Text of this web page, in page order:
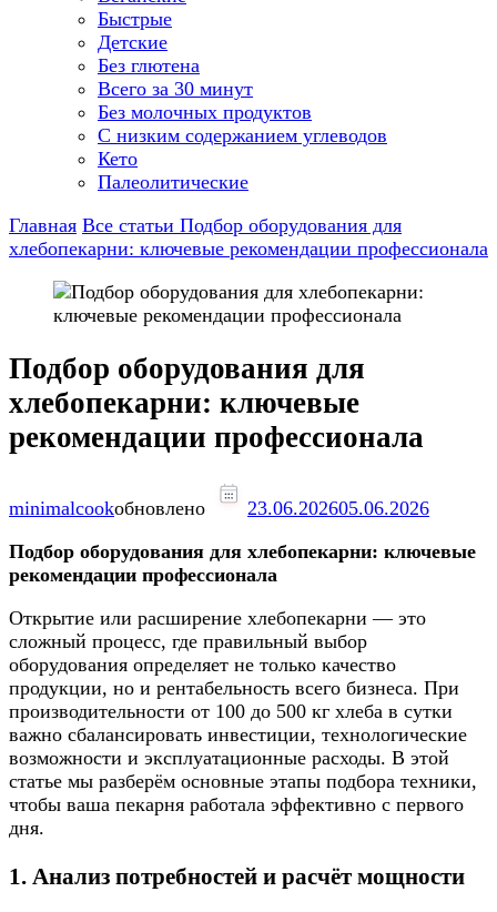
Быстрые
Детские
Без глютена
Всего за 30 минут
Без молочных продуктов
С низким содержанием углеводов
Кето
Палеолитические
Главная Все статьи Подбор оборудования для
хлебопекарни: ключевые рекомендации профессионала
Подбор оборудования для
хлебопекарни: ключевые
рекомендации профессионала
minimalcookобновлено 23.06.202605.06.2026
Подбор оборудования для хлебопекарни: ключевые
рекомендации профессионала
Открытие или расширение хлебопекарни — это
сложный процесс, где правильный выбор
оборудования определяет не только качество
продукции, но и рентабельность всего бизнеса. При
производительности от 100 до 500 кг хлеба в сутки
важно сбалансировать инвестиции, технологические
возможности и эксплуатационные расходы. В этой
статье мы разберём основные этапы подбора техники,
чтобы ваша пекарня работала эффективно с первого
дня.
1. Анализ потребностей и расчёт мощности